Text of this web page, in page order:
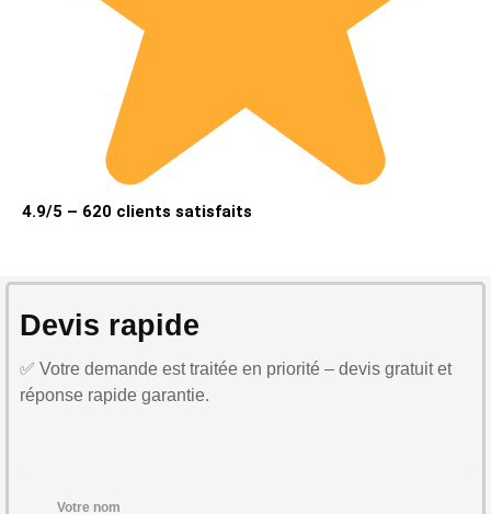
4.9/5 – 620 clients satisfaits
Devis rapide
✅ Votre demande est traitée en priorité – devis gratuit et
réponse rapide garantie.
Votre nom